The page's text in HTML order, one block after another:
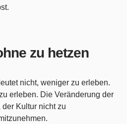
zu hetzen
nicht, weniger zu erleben.
erleben. Die Veränderung der
der Kultur nicht zu